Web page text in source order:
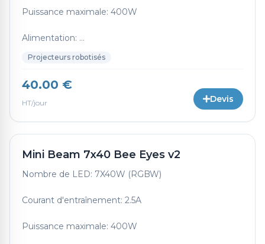
Puissance maximale: 400W
Alimentation: ...
Projecteurs robotisés
40.00 €
HT/jour Devis
Mini Beam 7x40 Bee Eyes v2
Nombre de LED: 7X40W (RGBW)
Courant d'entraînement: 2.5A
Puissance maximale: 400W